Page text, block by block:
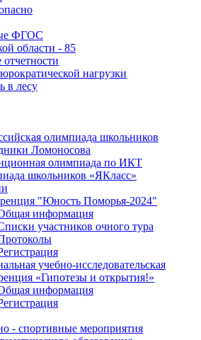
ФГОС
области - 85
нагрузки
в лесу
олимпиада школьников
Ломоносова
олимпиада по ИКТ
школьников «ЯКласс»
"Юность Поморья-2024"
информация
участников очного тура
учебно-исследовательская
«Гипотезы и открытия!»
информация
- спортивные мероприятия